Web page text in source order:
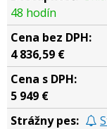
48 hodín
4 836,59 €
5 949 €